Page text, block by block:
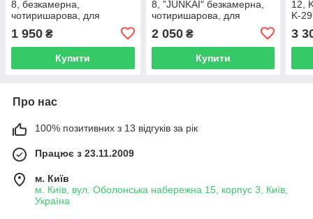
8, безкамерна,
чотиришарова, для
1 950 ₴
Купити
8, "JUNKAI" безкамерна,
чотиришарова, для
2 050₴
Купити
12,
K-
3
Про нас
100% позитивних з 13 відгуків за рік
Працює з 23.11.2009
м. Київ
м. Київ, вул. Оболонська набережна 15, корпус 3, Київ,
Україна